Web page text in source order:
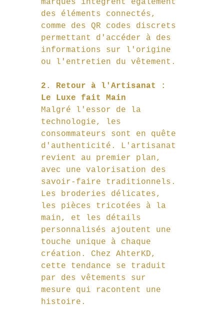
marques intègrent également
des éléments connectés,
comme des QR codes discrets
permettant d'accéder à des
informations sur l'origine
ou l'entretien du vêtement.
2. Retour à l'Artisanat :
Le Luxe fait Main
Malgré l'essor de la
technologie, les
consommateurs sont en quête
d'authenticité. L'artisanat
revient au premier plan,
avec une valorisation des
savoir-faire traditionnels.
Les broderies délicates,
les pièces tricotées à la
main, et les détails
personnalisés ajoutent une
touche unique à chaque
création. Chez AhterKD,
cette tendance se traduit
par des vêtements sur
mesure qui racontent une
histoire.